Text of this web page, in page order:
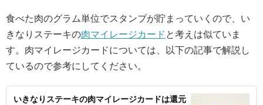
食べた肉のグラム単位でスタンプが貯まっていくので、い
きなりステーキの肉マイレージカード と考えは似ていま
す。肉マイレージカードについては、以下の記事で解説し
ているので参考にしてください。
いきなりステーキの肉マイレージカードは還元